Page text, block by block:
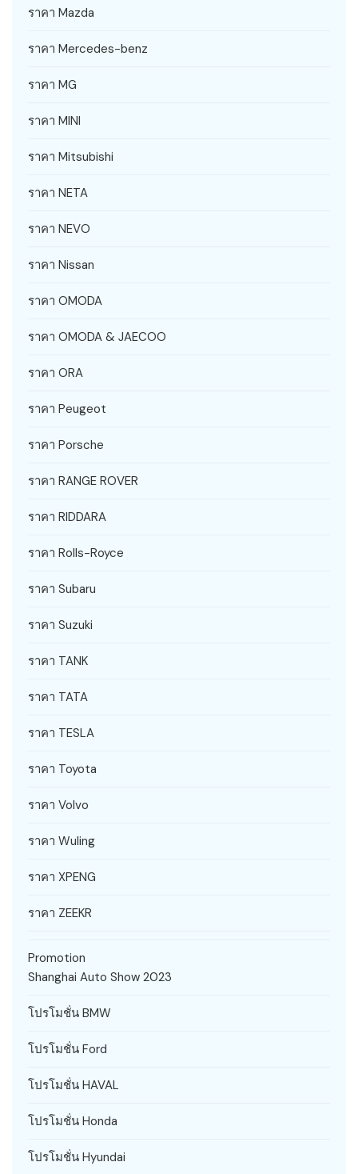
ราคา Mazda
ราคา Mercedes-benz
ราคา MG
ราคา MINI
ราคา Mitsubishi
ราคา NETA
ราคา NEVO
ราคา Nissan
ราคา OMODA
ราคา OMODA & JAECOO
ราคา ORA
ราคา Peugeot
ราคา Porsche
ราคา RANGE ROVER
ราคา RIDDARA
ราคา Rolls-Royce
ราคา Subaru
ราคา Suzuki
ราคา TANK
ราคา TATA
ราคา TESLA
ราคา Toyota
ราคา Volvo
ราคา Wuling
ราคา XPENG
ราคา ZEEKR
Promotion
Shanghai Auto Show 2023
โปรโมชั่น BMW
โปรโมชั่น Ford
โปรโมชั่น HAVAL
โปรโมชั่น Honda
โปรโมชั่น Hyundai